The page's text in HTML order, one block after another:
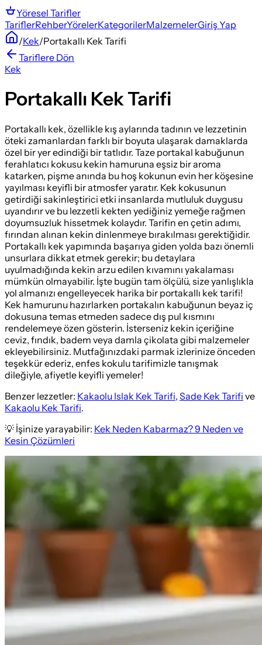
Yöresel Tarifler
TariflerRehberYörelerKategorilerMalzemelerGiriş Yap
/Kek/Portakallı Kek Tarifi
Tariflere Dön
Kek
Portakallı Kek Tarifi
Portakallı kek, özellikle kış aylarında tadının ve lezzetinin
öteki zamanlardan farklı bir boyuta ulaşarak damaklarda
özel bir yer edindiği bir tatlıdır. Taze portakal kabuğunun
ferahlatıcı kokusu kekin hamuruna eşsiz bir aroma
katarken, pişme anında bu hoş kokunun evin her köşesine
yayılması keyifli bir atmosfer yaratır. Kek kokusunun
getirdiği sakinleştirici etki insanlarda mutluluk duygusu
uyandırır ve bu lezzetli kekten yediğiniz yemeğe rağmen
doyumsuzluk hissetmek kolaydır. Tarifin en çetin adımı,
fırından alınan kekin dinlenmeye bırakılması gerektiğidir.
Portakallı kek yapımında başarıya giden yolda bazı önemli
unsurlara dikkat etmek gerekir; bu detaylara
uyulmadığında kekin arzu edilen kıvamını yakalaması
mümkün olmayabilir. İşte bugün tam ölçülü, size yanlışlıkla
yol almanızı engelleyecek harika bir portakallı kek tarifi!
Kek hamurunu hazırlarken portakalın kabuğunun beyaz iç
dokusuna temas etmeden sadece dış pul kısmını
rendelemeye özen gösterin. İsterseniz kekin içeriğine
ceviz, fındık, badem veya damla çikolata gibi malzemeler
ekleyebilirsiniz. Mutfağınızdaki parmak izlerinize önceden
teşekkür ederiz, enfes kokulu tarifimizle tanışmak
dileğiyle, afiyetle keyifli yemeler!
Benzer lezzetler: Kakaolu Islak Kek Tarifi, Sade Kek Tarifi ve
Kakaolu Kek Tarifi.
💡 İşinize yarayabilir: Kek Neden Kabarmaz? 9 Neden ve
Kesin Çözümleri